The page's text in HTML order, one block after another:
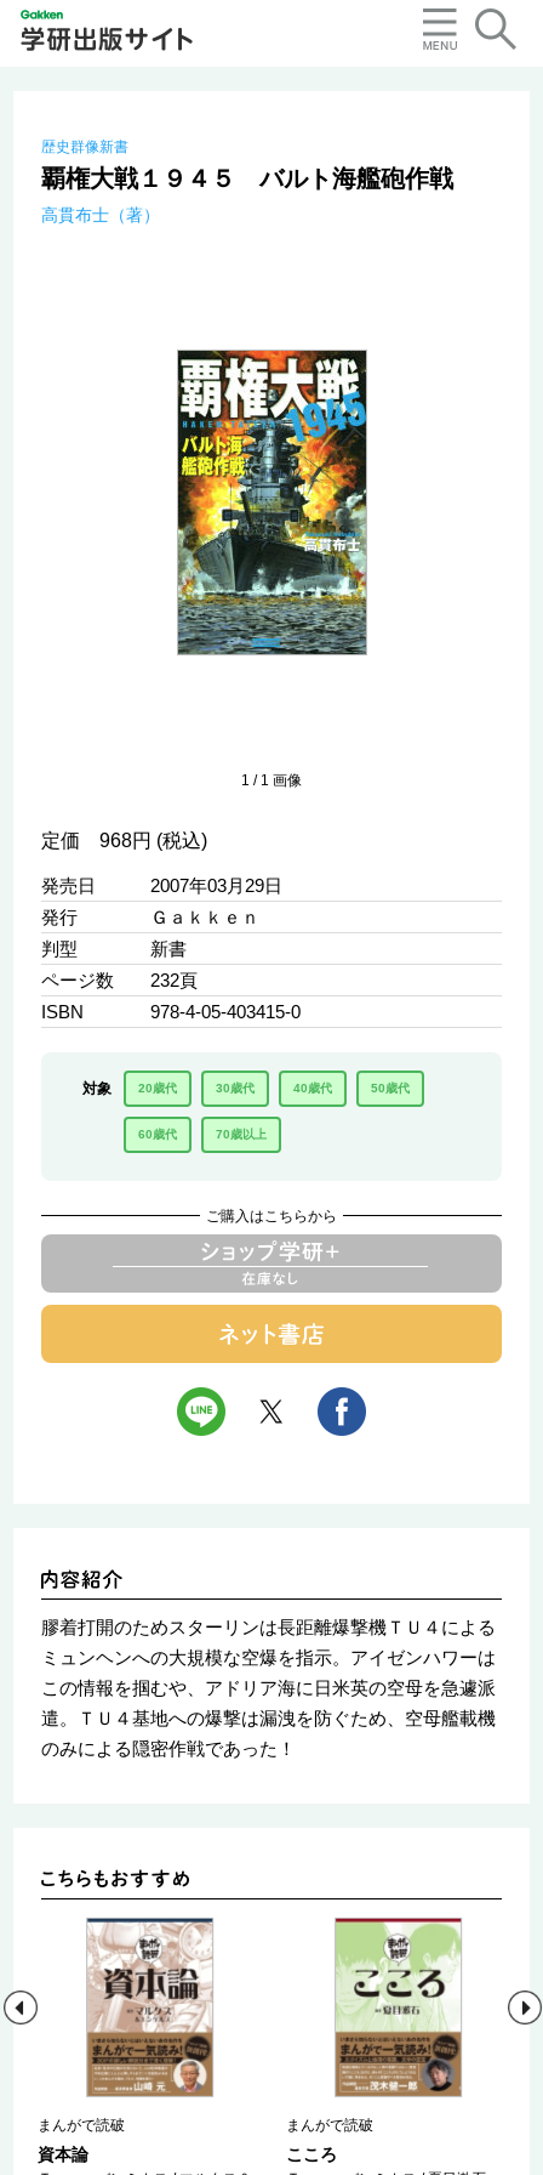
歴史群像新書
覇権大戦１９４５ バルト海艦砲作戦
高貫布士（著）
1 / 1 画像
定価 968円 (税込)
発売日
2007年03月29日
発行
Ｇａｋｋｅｎ
判型
新書
ページ数
232頁
ISBN
978-4-05-403415-0
対象 20歳代 30歳代 40歳代 50歳代
60歳代 70歳以上
ご購入はこちらから
膠着打開のためスターリンは長距離爆撃機ＴＵ４による
ミュンヘンへの大規模な空爆を指示。アイゼンハワーは
この情報を掴むや、アドリア海に日米英の空母を急遽派
遣。ＴＵ４基地への爆撃は漏洩を防ぐため、空母艦載機
のみによる隠密作戦であった！
まんがで読破
資本論
まんがで読破
こころ